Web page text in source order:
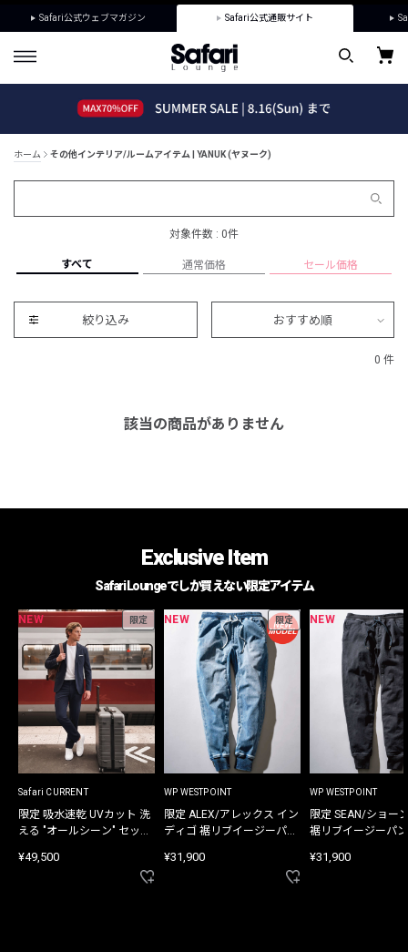
Safari公式ウェブマガジン Safari公式通販サイト
ホーム その他インテリア/ルームアイテム | YANUK (ヤヌーク)
対象件数 : 0件
すべて 通常価格 セール価格
絞り込み おすすめ順
0 件
該当の商品がありません
Exclusive Item
Safari Loungeでしか買えない限定アイテム
NEW 限定
Safari CURRENT
限定 吸水速乾 UVカット 洗
える "オールシーン" セット
¥49,500
NEW 限定
WP WESTPOINT
限定 ALEX/アレックス イン
ディゴ 裾リブイージーパン
¥31,900
NEW
WP WESTPOINT
限定 SEAN/ショー
裾リブイージーパ
¥31,900